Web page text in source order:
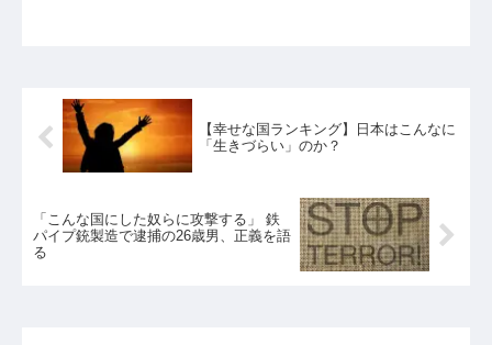
【幸せな国ランキング】日本はこんなに
「生きづらい」のか？
「こんな国にした奴らに攻撃する」 鉄
パイプ銃製造で逮捕の26歳男、正義を語
る